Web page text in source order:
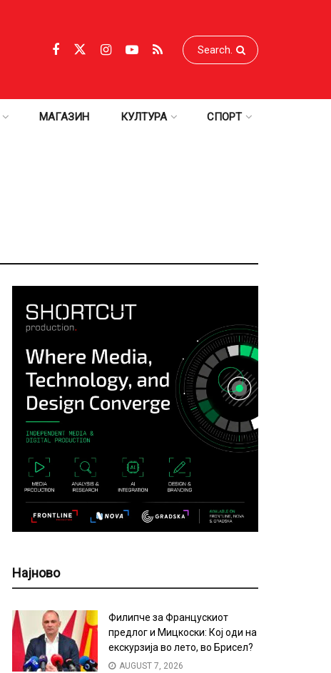
МАГАЗИН КУЛТУРА СПОРТ
Најново
Филипче за Францускиот
предлог и Мицкоски: Кој оди на
екскурзија во лето, во Брисел?
AUGUST 7, 2026